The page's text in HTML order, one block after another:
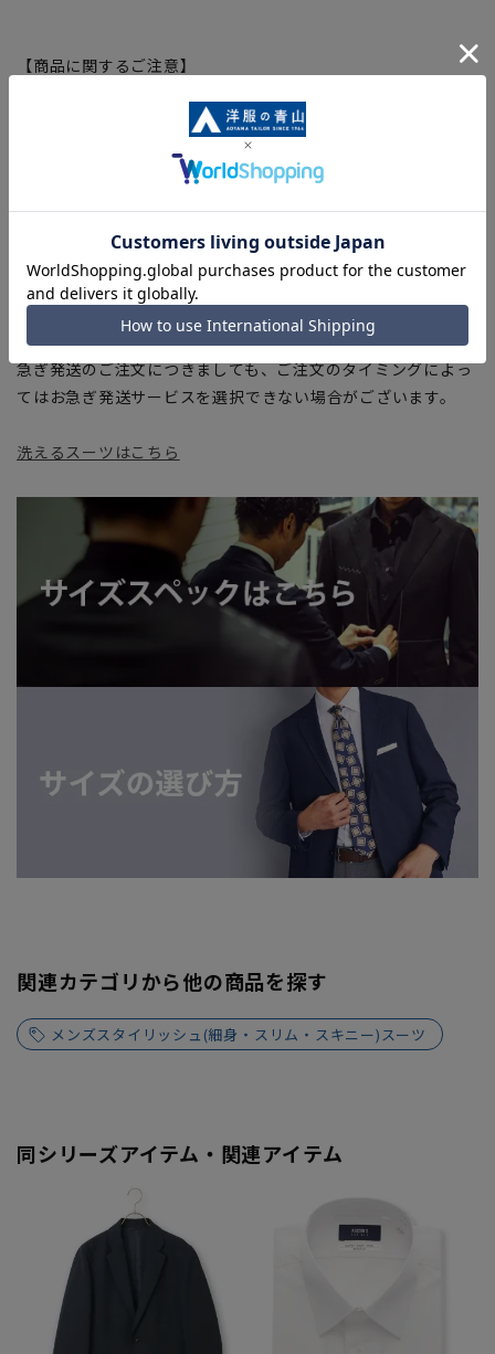
【商品に関するご注意】
入の目安としてご利用ください。
■ブラウザやお使いのモニター環境、室内外等の撮影時の環境
下での光加減により、実際の商品と掲載画像の色味が異なる場
■生地や仕様・デザインにより、着用感や実際のサイズ表に若
干の誤差が生じる場合がございます。予めご了承ください。
■店舗や各モールサイトと商品在庫を共有しております関係
上、ご注文いただいたタイミングにより欠品が発生し、ご注文
を完了できない場合がございます。予めご了承ください。(お
急ぎ発送のご注文につきましても、ご注文のタイミングによっ
てはお急ぎ発送サービスを選択できない場合がございます。
洗えるスーツはこちら
関連カテゴリから他の商品を探す
メンズスタイリッシュ(細身・スリム・スキニー)スーツ
同シリーズアイテム・関連アイテム